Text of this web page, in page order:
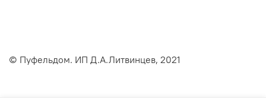
© Пуфельдом. ИП Д.А.Литвинцев, 2021